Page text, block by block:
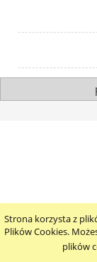
Strona korzysta z
Plików Cookies.
plików